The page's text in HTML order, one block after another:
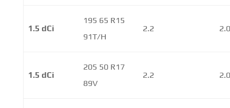
1.5 dCi
195 65 R15
91T/H
2.2
1.5 dCi
205 50 R17
89V
2.2